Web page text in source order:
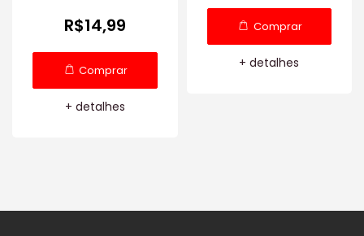
R$14,99
Comprar
+ detalhes
Comprar
+ detalhes